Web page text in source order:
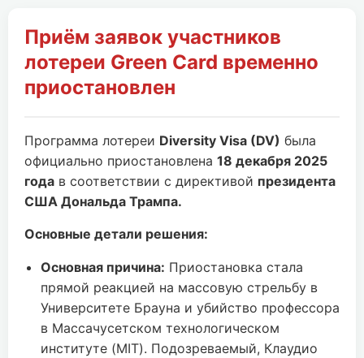
Приём заявок участников
лотереи Green Card временно
приостановлен
Программа лотереи Diversity Visa (DV) была
официально приостановлена 18 декабря 2025
года в соответствии с директивой президента
США Дональда Трампа.
Основные детали решения:
Основная причина: Приостановка стала
прямой реакцией на массовую стрельбу в
Университете Брауна и убийство профессора
в Массачусетском технологическом
институте (MIT). Подозреваемый, Клаудио